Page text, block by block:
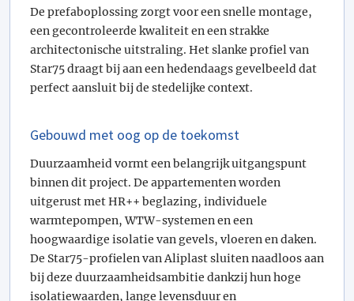
De prefaboplossing zorgt voor een snelle montage,
een gecontroleerde kwaliteit en een strakke
architectonische uitstraling. Het slanke profiel van
Star75 draagt bij aan een hedendaags gevelbeeld dat
perfect aansluit bij de stedelijke context.
Gebouwd met oog op de toekomst
Duurzaamheid vormt een belangrijk uitgangspunt
binnen dit project. De appartementen worden
uitgerust met HR++ beglazing, individuele
warmtepompen, WTW-systemen en een
hoogwaardige isolatie van gevels, vloeren en daken.
De Star75-profielen van Aliplast sluiten naadloos aan
bij deze duurzaamheidsambitie dankzij hun hoge
isolatiewaarden, lange levensduur en